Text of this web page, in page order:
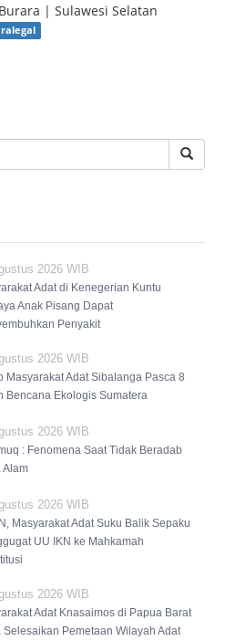
| Sulawesi Selatan
2026 WIB
Adat di Kenegerian Kuntu
Anak Pisang Dapat
Penyakit
2026 WIB
Masyarakat Adat Sibalanga Pasca 8
Bencana Ekologis Sumatera
2026 WIB
: Fenomena Saat Tidak Beradab
Alam
2026 WIB
Masyarakat Adat Suku Balik Sepaku
UU IKN ke Mahkamah
2026 WIB
Adat Knasaimos di Papua Barat
Selesaikan Pemetaan Wilayah Adat